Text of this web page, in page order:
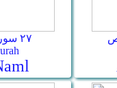
٢٧ سورة النّمل